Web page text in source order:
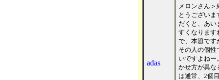
adas
メロンさん
とうござい
だくと、あい
すくなります
で、本題です
その人の個性
いですよねー
かせ方が異な
は通常、2個